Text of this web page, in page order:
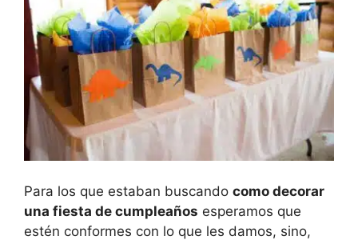
Para los que estaban buscando como decorar
una fiesta de cumpleaños esperamos que
estén conformes con lo que les damos, sino,